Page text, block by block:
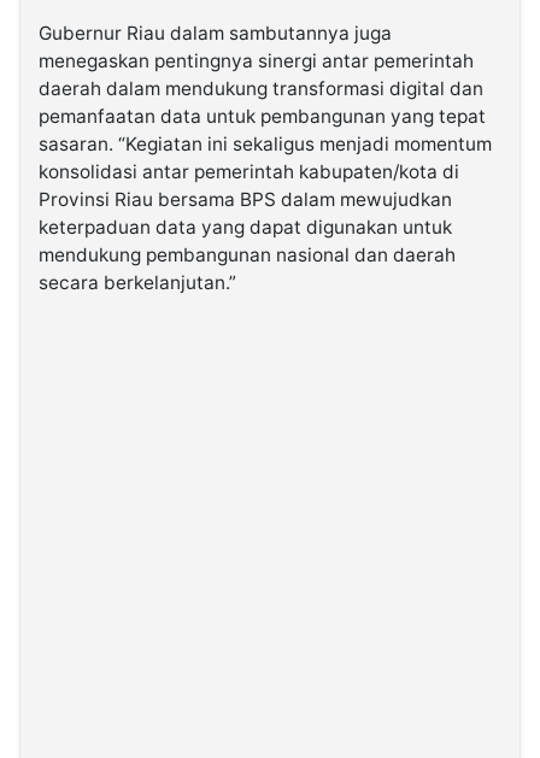
Gubernur Riau dalam sambutannya juga
menegaskan pentingnya sinergi antar pemerintah
daerah dalam mendukung transformasi digital dan
pemanfaatan data untuk pembangunan yang tepat
sasaran. “Kegiatan ini sekaligus menjadi momentum
konsolidasi antar pemerintah kabupaten/kota di
Provinsi Riau bersama BPS dalam mewujudkan
keterpaduan data yang dapat digunakan untuk
mendukung pembangunan nasional dan daerah
secara berkelanjutan.”